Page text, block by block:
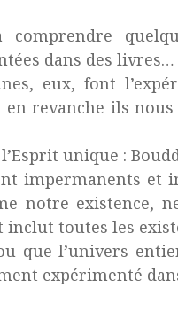
dans des livres…
eux, font
en revanche ils
unique :
impermanents et
notre existence,
inclut toutes les
que l’univers
expérimenté